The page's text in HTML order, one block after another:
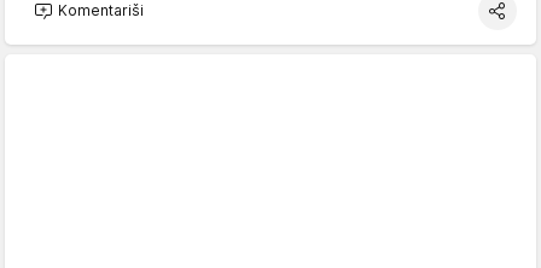
Komentariši